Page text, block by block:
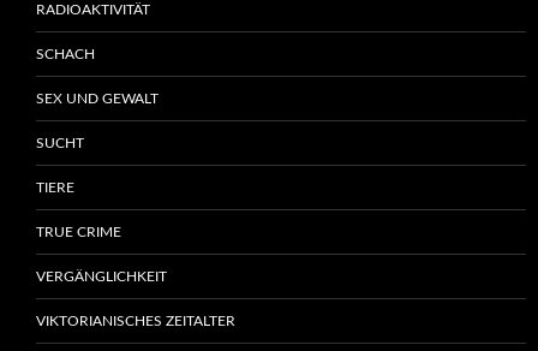
RADIOAKTIVITÄT
SCHACH
SEX UND GEWALT
SUCHT
TIERE
TRUE CRIME
VERGÄNGLICHKEIT
VIKTORIANISCHES ZEITALTER